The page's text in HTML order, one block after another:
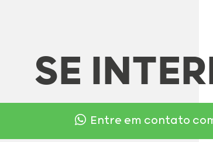
SE
Entre em contato